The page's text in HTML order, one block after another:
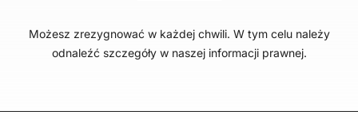
Możesz zrezygnować w każdej chwili. W tym celu należy
odnaleźć szczegóły w naszej informacji prawnej.